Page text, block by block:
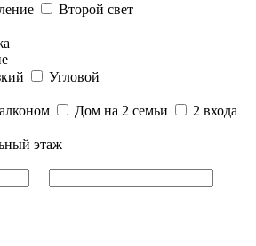
Второй свет
Угловой
Дом на 2 семьи
2 входа
этаж
—
—